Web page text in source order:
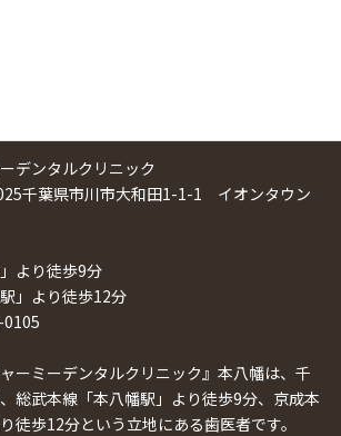
デンタルクリニック
千葉県市川市大和田1-1-1 イオンタウン
より徒歩9分
」より徒歩12分
ーミーデンタルクリニック』本八幡は、千
総武本線「本八幡駅」より徒歩9分、京成本
徒歩12分という立地にある歯医者です。